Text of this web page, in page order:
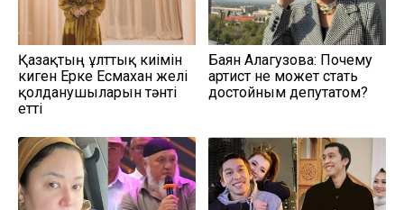
Қазақтың ұлттық киімін
киген Ерке Есмахан желі
қолданушыларын тәнті
етті
Баян Алагузова: Почему
артист не может стать
достойным депутатом?